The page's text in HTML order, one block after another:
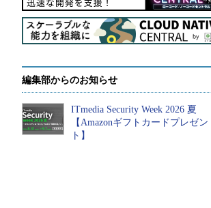
編集部からのお知らせ
ITmedia Security Week 2026 夏
【Amazonギフトカードプレゼン
ト】